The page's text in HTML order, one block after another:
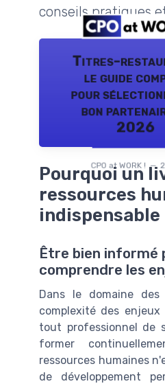
conseils pratiques
Titres-
le guide
pour
bon
2026
CPO at WORK ! —
Pourquoi un
ressources
indispensable
Être bien informé
comprendre les
Dans le domaine des
complexité des
tout professionnel de
former
ressources humaines
de développement